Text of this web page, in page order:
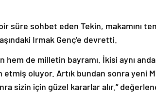
süre sohbet eden Tekin, makamını
Irmak Genç’e devretti.
hem de milletin bayramı. İkisi aynı
etmiş oluyor. Artık bundan sonra yeni
sizin için güzel kararlar alır.”